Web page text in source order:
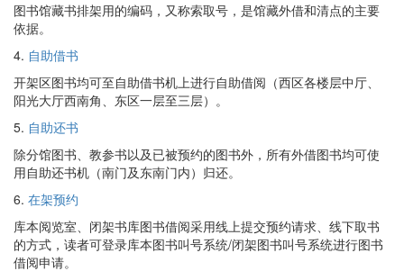
图书馆藏书排架用的编码，又称索取号，是馆藏外借和清点的主要
依据。
4. 自助借书
开架区图书均可至自助借书机上进行自助借阅（西区各楼层中厅、
阳光大厅西南角、东区一层至三层）。
5. 自助还书
除分馆图书、教参书以及已被预约的图书外，所有外借图书均可使
用自助还书机（南门及东南门内）归还。
6. 在架预约
库本阅览室、闭架书库图书借阅采用线上提交预约请求、线下取书
的方式，读者可登录库本图书叫号系统/闭架图书叫号系统进行图书
借阅申请。